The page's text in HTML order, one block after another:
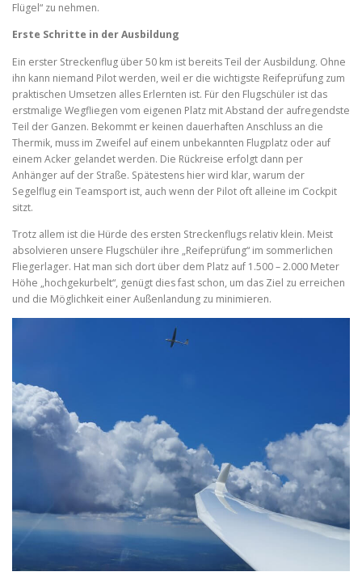
Flügel“ zu nehmen.
Erste Schritte in der Ausbildung
Ein erster Streckenflug über 50 km ist bereits Teil der Ausbildung. Ohne
ihn kann niemand Pilot werden, weil er die wichtigste Reifeprüfung zum
praktischen Umsetzen alles Erlernten ist. Für den Flugschüler ist das
erstmalige Wegfliegen vom eigenen Platz mit Abstand der aufregendste
Teil der Ganzen. Bekommt er keinen dauerhaften Anschluss an die
Thermik, muss im Zweifel auf einem unbekannten Flugplatz oder auf
einem Acker gelandet werden. Die Rückreise erfolgt dann per
Anhänger auf der Straße. Spätestens hier wird klar, warum der
Segelflug ein Teamsport ist, auch wenn der Pilot oft alleine im Cockpit
sitzt.
Trotz allem ist die Hürde des ersten Streckenflugs relativ klein. Meist
absolvieren unsere Flugschüler ihre „Reifeprüfung“ im sommerlichen
Fliegerlager. Hat man sich dort über dem Platz auf 1.500 – 2.000 Meter
Höhe „hochgekurbelt“, genügt dies fast schon, um das Ziel zu erreichen
und die Möglichkeit einer Außenlandung zu minimieren.